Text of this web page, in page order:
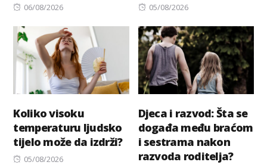
Posted
06/08/2026
Posted
05/08/2026
Koliko visoku
temperaturu ljudsko
tijelo može da izdrži?
Posted
05/08/2026
Djeca i razvod: Šta se
događa među braćom
i sestrama nakon
razvoda roditelja?